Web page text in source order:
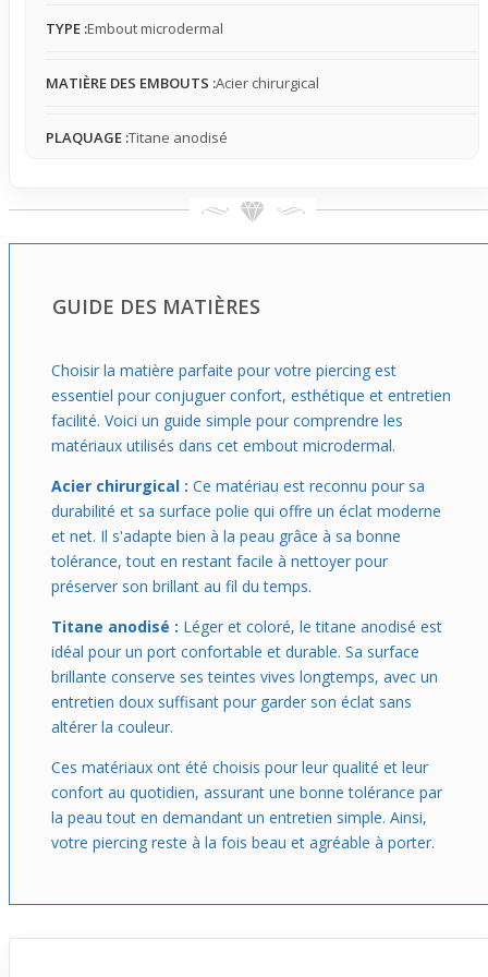
tu peux alterner cet embout vert-pomme en fonction de
un look discret mais personnel, il glisse parfaitement dans
une démarche de style adaptable, donné à ceux qui
TYPE :Embout microdermal
MATIÈRE DES EMBOUTS :Acier chirurgical
PLAQUAGE :Titane anodisé
GUIDE DES MATIÈRES
Choisir la matière parfaite pour votre piercing est
essentiel pour conjuguer confort, esthétique et entretien
facilité. Voici un guide simple pour comprendre les
matériaux utilisés dans cet embout microdermal.
Acier chirurgical : Ce matériau est reconnu pour sa
durabilité et sa surface polie qui offre un éclat moderne
et net. Il s'adapte bien à la peau grâce à sa bonne
tolérance, tout en restant facile à nettoyer pour
préserver son brillant au fil du temps.
Titane anodisé : Léger et coloré, le titane anodisé est
idéal pour un port confortable et durable. Sa surface
brillante conserve ses teintes vives longtemps, avec un
entretien doux suffisant pour garder son éclat sans
altérer la couleur.
Ces matériaux ont été choisis pour leur qualité et leur
confort au quotidien, assurant une bonne tolérance par
la peau tout en demandant un entretien simple. Ainsi,
votre piercing reste à la fois beau et agréable à porter.